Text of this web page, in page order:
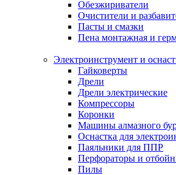
Обезжириватели
Очистители и
Пасты и смазки
Пена монтажная и
Электроинструмент и
Гайковерты
Дрели
Дрели электрические
Компрессоры
Коронки
Машины алмазного
Оснастка для
Паяльники для ППР
Перфораторы и
Пилы